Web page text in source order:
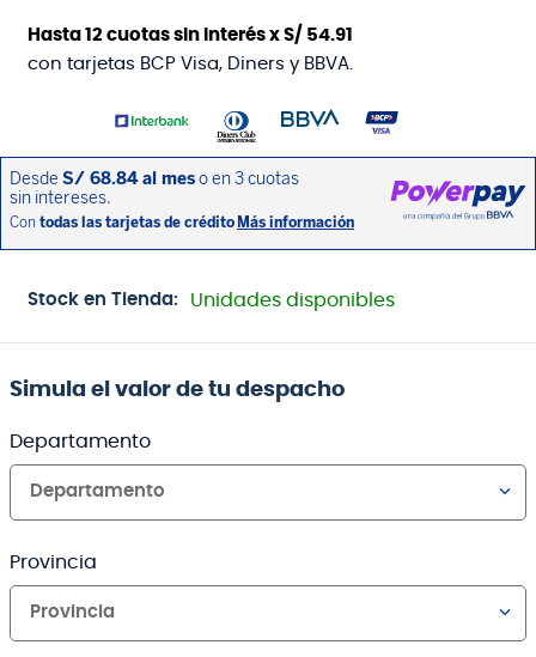
Hasta12 cuotas sin interés xS/ 54.91
con tarjetas BCP Visa, Diners y BBVA.
Stock en Tienda: Unidades disponibles
Simula el valor de tu despacho
Departamento
Departamento
Provincia
Provincia